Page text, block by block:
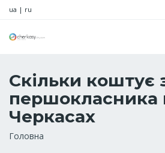
ua | ru
Скільки коштує
першокласника
Черкасах
Рядок
Головна